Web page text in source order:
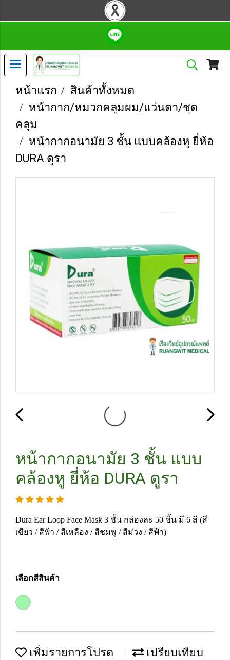
หน้าแรก
สินค้าทั้งหมด
หน้ากาก/หมวกคลุมผม/แว่นตา/ชุด
คลุม
หน้ากากอนามัย 3 ชั้น แบบคล้องหู ยี่ห้อ
DURA ดูรา
หน้ากากอนามัย 3 ชั้น แบบ
คล้องหู ยี่ห้อ DURA ดูรา
Dura Ear Loop Face Mask 3 ชั้น กล่องละ 50 ชิ้น มี 6 สี (สี
เขียว / สีฟ้า / สีเหลือง / สีชมพู / สีม่วง / สีฟ้า)
เลือกสีสินค้า
เพิ่มรายการโปรด เปรียบเทียบ